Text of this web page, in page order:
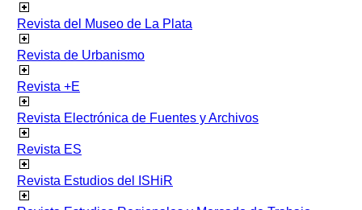
Revista del Museo de La Plata
Revista de Urbanismo
Revista +E
Revista Electrónica de Fuentes y Archivos
Revista ES
Revista Estudios del ISHiR